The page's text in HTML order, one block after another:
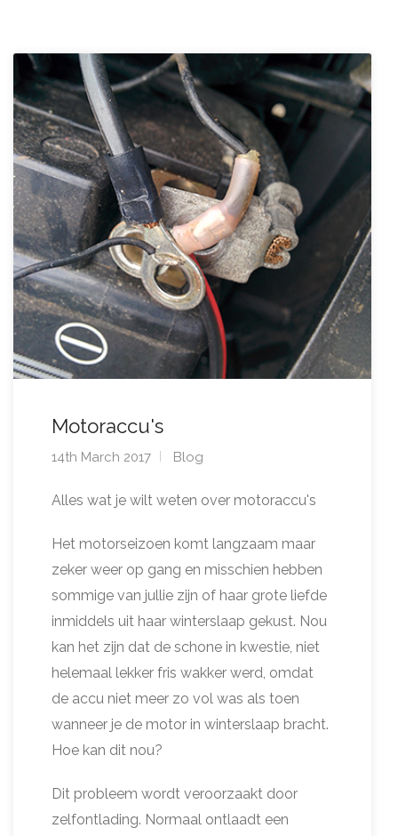
Motoraccu's
14th March 2017 Blog
Alles wat je wilt weten over motoraccu's
Het motorseizoen komt langzaam maar
zeker weer op gang en misschien hebben
sommige van jullie zijn of haar grote liefde
inmiddels uit haar winterslaap gekust. Nou
kan het zijn dat de schone in kwestie, niet
helemaal lekker fris wakker werd, omdat
de accu niet meer zo vol was als toen
wanneer je de motor in winterslaap bracht.
Hoe kan dit nou?
Dit probleem wordt veroorzaakt door
zelfontlading. Normaal ontlaadt een